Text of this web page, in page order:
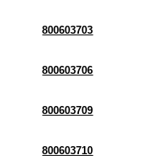
800603703
800603706
800603709
800603710